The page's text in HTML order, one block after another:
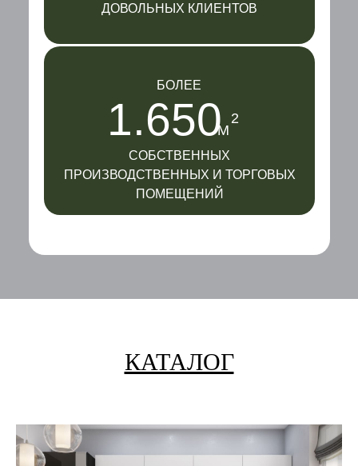
БОЛЕЕ
СОБСТВЕННЫХ
ПРОИЗВОДСТВЕННЫХ И ТОРГОВЫХ
ПОМЕЩЕНИЙ
ДОВОЛЬНЫХ КЛИЕНТОВ
1.650М
2
КАТАЛОГ